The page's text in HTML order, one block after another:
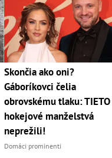
Skončia ako oni?
Gáboríkovci čelia
obrovskému tlaku: TIETO
hokejové manželstvá
neprežili!
Domáci prominenti